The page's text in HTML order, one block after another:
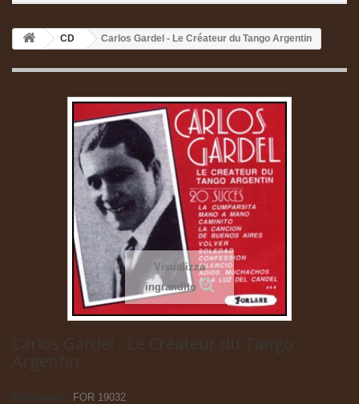
CD Carlos Gardel - Le Créateur du Tango Argentin
Visualizza
ingrandito
Carlos Gardel - Le Créateur du Tango
Argentin
Riferimento
FOR 19032